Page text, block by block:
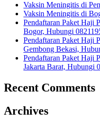
Vaksin Meningitis di
Vaksin Meningitis di
Pendaftaran Paket Haji
Bogor, Hubungi
Pendaftaran Paket Haji
Gembong Bekasi,
Pendaftaran Paket Haji
Jakarta Barat, Hubungi
Recent Comments
Archives